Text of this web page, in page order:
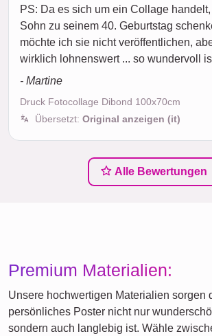
PS: Da es sich um ein Collage
Sohn zu seinem 40. Geburtstag
möchte ich sie nicht veröffentlichen,
wirklich lohnenswert ... so wundervoll
- Martine
Druck Fotocollage Dibond 100x70cm
Übersetzt: Original anzeigen (it)
Alle Bewertungen
Premium Materialien:
Unsere hochwertigen Materialien sorgen
persönliches Poster nicht nur
sondern auch langlebig ist. Wähle